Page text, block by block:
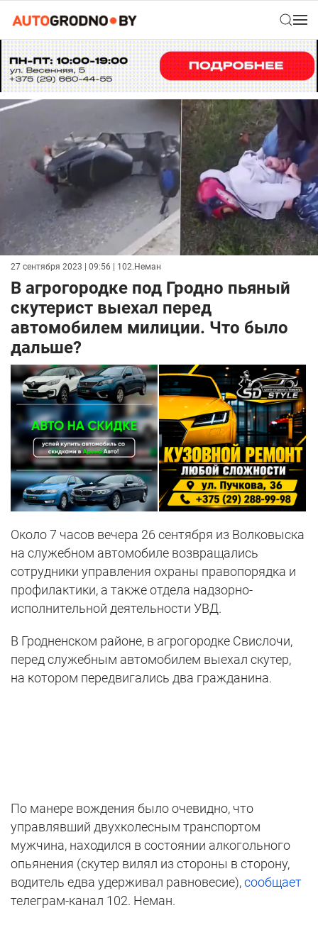
27 сентября 2023 | 09:56 | 102.Неман
В агрогородке под Гродно пьяный
скутерист выехал перед
автомобилем милиции. Что было
дальше?
Около 7 часов вечера 26 сентября из Волковыска
на служебном автомобиле возвращались
сотрудники управления охраны правопорядка и
профилактики, а также отдела надзорно-
исполнительной деятельности УВД.
В Гродненском районе, в агрогородке Свислочи,
перед служебным автомобилем выехал скутер,
на котором передвигались два гражданина.
По манере вождения было очевидно, что
управлявший двухколесным транспортом
мужчина, находился в состоянии алкогольного
опьянения (скутер вилял из стороны в сторону,
водитель едва удерживал равновесие),сообщает
телеграм-канал 102. Неман.